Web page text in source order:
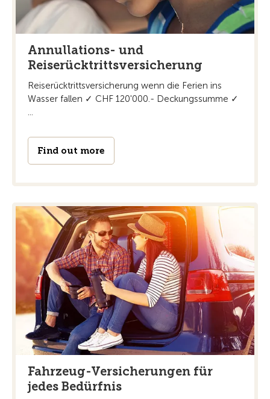
Annullations- und
Reiserücktrittsversicherung
Reiserücktrittsversicherung wenn die Ferien ins
Wasser fallen ✓ CHF 120'000.- Deckungssumme ✓
...
Find out more
Fahrzeug-Versicherungen für
jedes Bedürfnis